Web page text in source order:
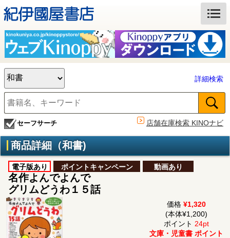
詳細検索
セーフサーチ 店舗在庫検索 KINOナビ
商品詳細（和書)
電子版あり ポイントキャンペーン 動画あり
名作よんでよんで
グリムどうわ１５話
価格 ¥1,320
(本体¥1,200)
ポイント 24pt
文庫・児童書 ポイント